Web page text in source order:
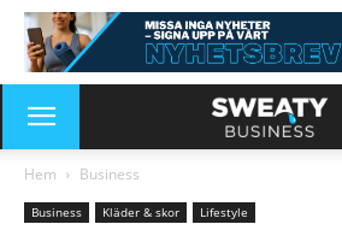
Hem Business
Business Kläder & skor Lifestyle